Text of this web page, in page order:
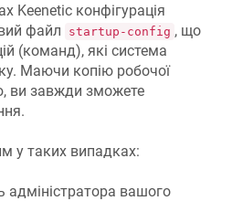
Keenetic конфігурація
файл
startup-config , що
(команд), які система
Маючи копію робочої
ви завжди зможете
у таких випадках:
адміністратора вашого